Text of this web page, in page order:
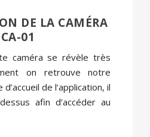
DE LA CAMÉRA
01
caméra se révèle très
on retrouve notre
de l’application, il
afin d’accéder au